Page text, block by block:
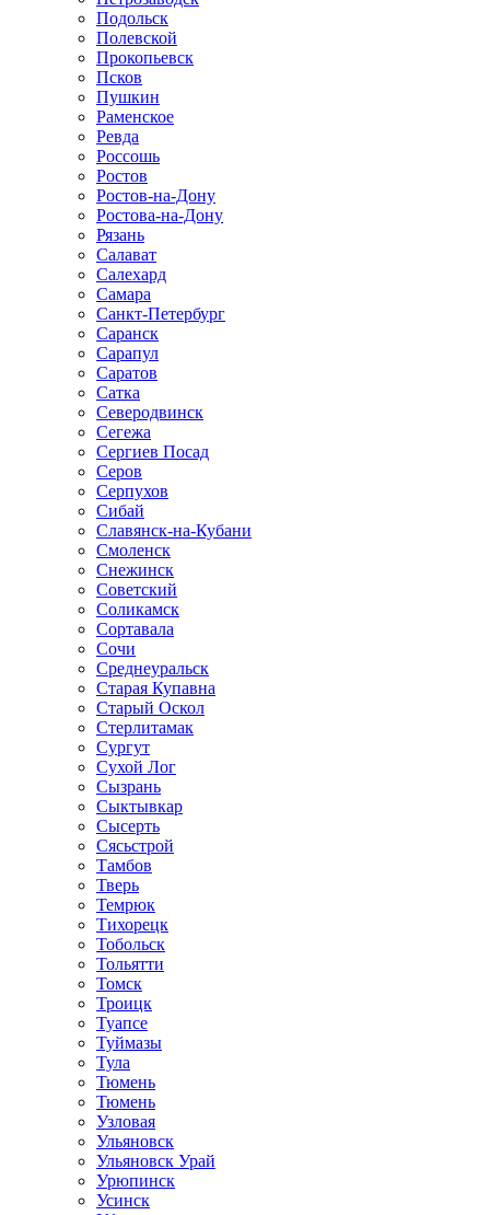
Подольск
Полевской
Прокопьевск
Псков
Пушкин
Раменское
Ревда
Россошь
Ростов
Ростов-на-Дону
Ростова-на-Дону
Рязань
Салават
Салехард
Самара
Санкт-Петербург
Саранск
Сарапул
Саратов
Сатка
Северодвинск
Сегежа
Сергиев Посад
Серов
Серпухов
Сибай
Славянск-на-Кубани
Смоленск
Снежинск
Советский
Соликамск
Сортавала
Сочи
Среднеуральск
Старая Купавна
Старый Оскол
Стерлитамак
Сургут
Сухой Лог
Сызрань
Сыктывкар
Сысерть
Сясьстрой
Тамбов
Тверь
Темрюк
Тихорецк
Тобольск
Тольятти
Томск
Троицк
Туапсе
Туймазы
Тула
Тюмень
Тюмень
Узловая
Ульяновск
Ульяновск Урай
Урюпинск
Усинск